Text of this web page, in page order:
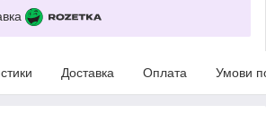
Доставка Оплата Умови